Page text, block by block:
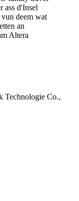
ass d'Insel
deem wat
an
Altera
Technologie Co.,